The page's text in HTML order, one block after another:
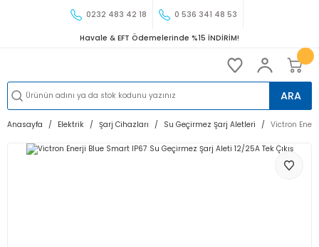
0232 483 42 18 0 536 341 48 53
Havale & EFT Ödemelerinde %15 İNDİRİM!
ARA
Anasayfa Elektrik Şarj Cihazları Su Geçirmez Şarj Aletleri Victron